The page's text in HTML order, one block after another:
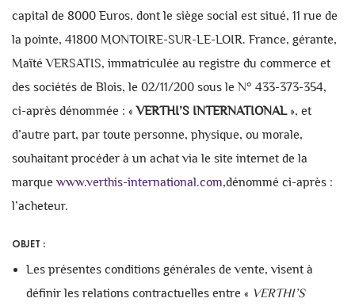
capital de 8000 Euros, dont le siège social est situé, 11 rue de
la pointe, 41800 MONTOIRE-SUR-LE-LOIR. France, gérante,
Maïté VERSATIS, immatriculée au registre du commerce et
des sociétés de Blois, le 02/11/200 sous le N° 433-373-354,
ci-après dénommée : «VERTHI’S INTERNATIONAL», et
d’autre part, par toute personne, physique, ou morale,
souhaitant procéder à un achat via le site internet de la
marque www.verthis-international.com,dénommé ci-après :
l’acheteur.
OBJET :
Les présentes conditions générales de vente, visent à
définir les relations contractuelles entre « VERTHI’S